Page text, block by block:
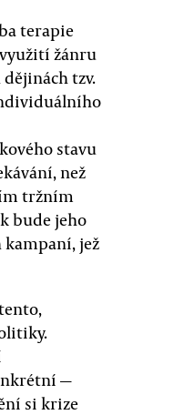
terapie
žánru
tzv.
stavu
než
tržním
bude jeho
jež
—
si krize